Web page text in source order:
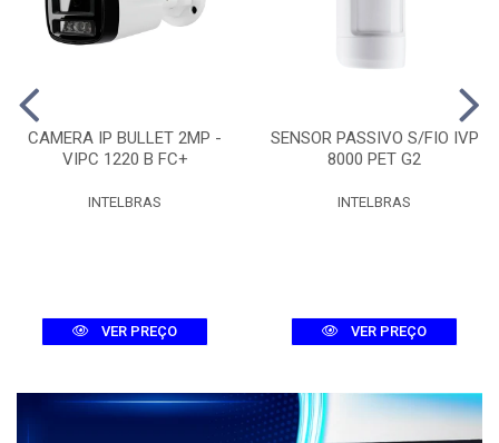
CAMERA IP BULLET 2MP -
VIPC 1220 B FC+
INTELBRAS
VER PREÇO
SENSOR PASSIVO S/FIO IVP
8000 PET G2
INTELBRAS
VER PREÇO